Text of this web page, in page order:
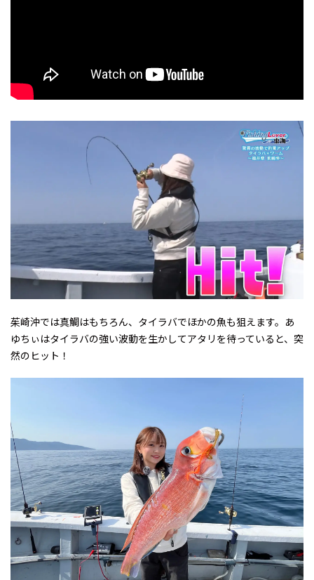
茱崎沖では真鯛はもちろん、タイラバでほかの魚も狙えます。あ
ゆちぃはタイラバの強い波動を生かしてアタリを待っていると、突
然のヒット！